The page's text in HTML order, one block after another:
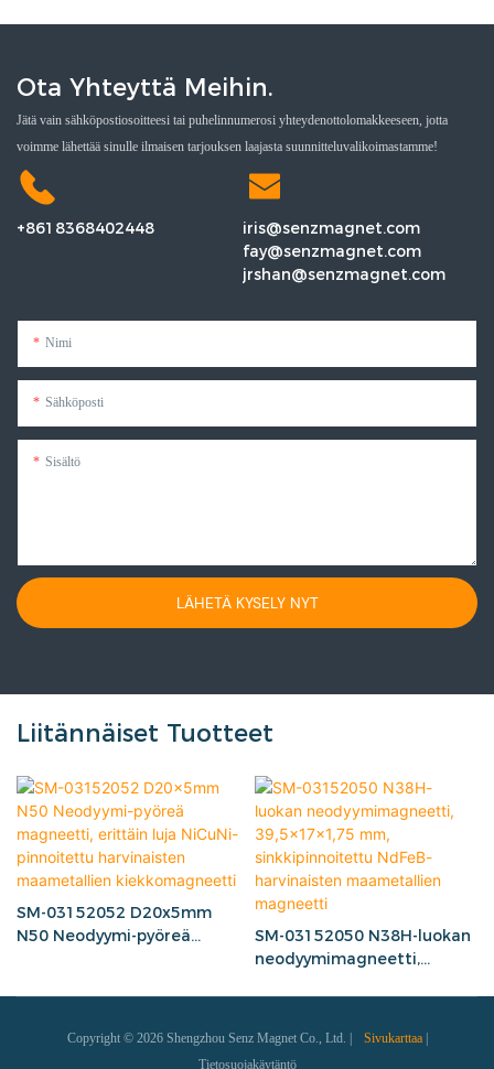
Ota Yhteyttä Meihin.
Jätä vain sähköpostiosoitteesi tai puhelinnumerosi yhteydenottolomakkeeseen, jotta
voimme lähettää sinulle ilmaisen tarjouksen laajasta suunnitteluvalikoimastamme!
+8618368402448
iris@senzmagnet.com
fay@senzmagnet.com
jrshan@senzmagnet.com
Nimi
Sähköposti
Sisältö
LÄHETÄ KYSELY NYT
Liitännäiset Tuotteet
SM-03152052 D20x5mm
N50 Neodyymi-pyöreä
SM-03152050 N38H-luokan
neodyymimagneetti,
magneetti
Copyright © 2026 Shengzhou Senz Magnet Co., Ltd. | Sivukarttaa
Tietosuojakäytäntö